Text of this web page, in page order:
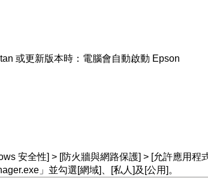
或更新版本時：電腦會自動啟動 Epson
安全性] > [防火牆與網路保護] > [允許應用程
」並勾選[網域]、[私人]及[公用]。